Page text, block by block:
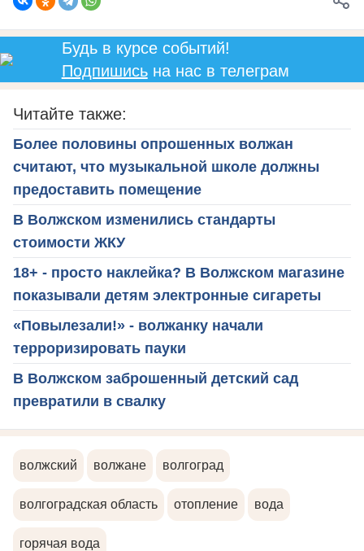
Будь в курсе событий!
Подпишисьна нас в телеграм
Читайте также:
Более половины опрошенных волжан
считают, что музыкальной школе должны
предоставить помещение
В Волжском изменились стандарты
стоимости ЖКУ
18+ - просто наклейка? В Волжском магазине
показывали детям электронные сигареты
«Повылезали!» - волжанку начали
терроризировать пауки
В Волжском заброшенный детский сад
превратили в свалку
волжский волжане волгоград
волгоградская область отопление вода
горячая вода